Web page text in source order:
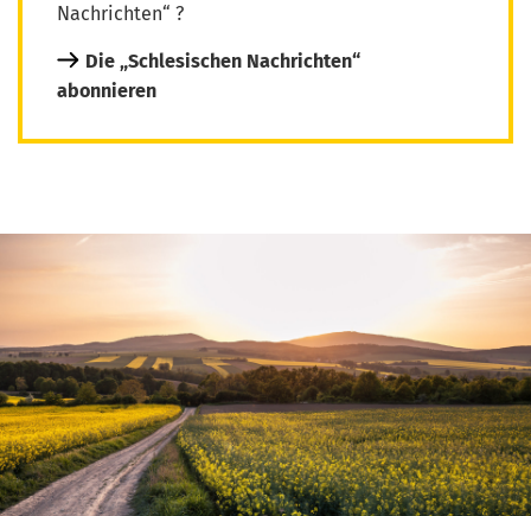
Nachrichten“ ?
Die „Schlesischen Nachrichten“
abonnieren